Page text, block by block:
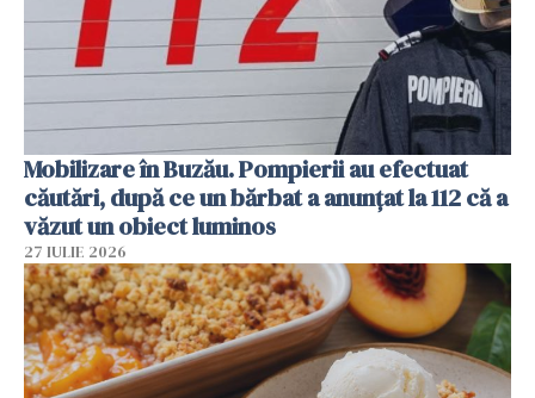
Mobilizare în Buzău. Pompierii au efectuat
căutări, după ce un bărbat a anunțat la 112 că a
văzut un obiect luminos
27 IULIE 2026